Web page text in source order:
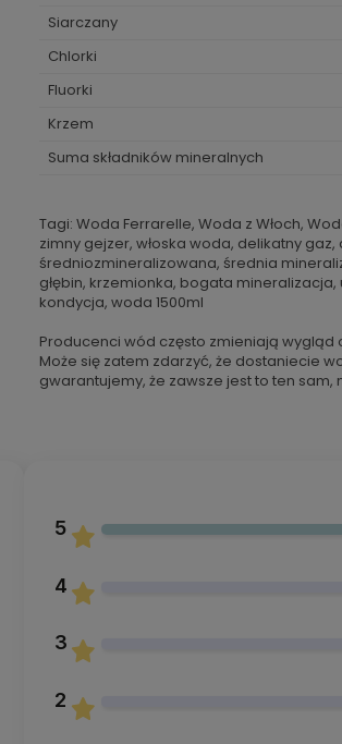
Siarczany
Chlorki
Fluorki
Krzem
Suma składników mineralnych
Tagi: Woda Ferrarelle, Woda z Włoch,
zimny gejzer, włoska woda, delikatny
średniozmineralizowana, średnia
głębin, krzemionka, bogata
kondycja, woda 1500ml
Producenci wód często zmieniają
Może się zatem zdarzyć, że dostaniecie
gwarantujemy, że zawsze jest to ten
5
4
3
2